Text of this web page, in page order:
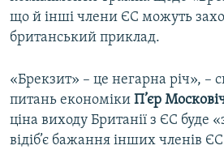
що й інші члени ЄС можуть
британський приклад.
«Брекзит» – це негарна річ», –
питань економіки П’єр
ціна виходу Британії з ЄС буде
відіб’є бажання інших членів